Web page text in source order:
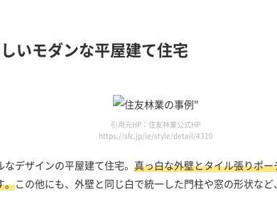
いモダンな平屋建て住宅
引用元HP：住友林業公式HP
https://sfc.jp/ie/style/detail/4310
デザインの平屋建て住宅。 真っ白な外壁とタイル張りポ
。この他にも、外壁と同じ白で統一した門柱や窓の形状な